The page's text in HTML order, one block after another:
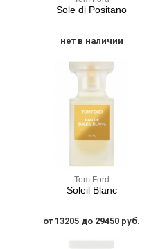
Sole di Positano
нет в наличии
Tom Ford
Soleil Blanc
от 13205 до 29450 руб.